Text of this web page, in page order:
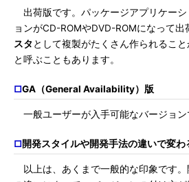
出荷版です。パッケージアプリケー
ョンがCD-ROMやDVD-ROMになって
スタ として複製がたくさん作られるこ
と呼ぶこともあります。
□GA（General Availability）版
一般ユーザーが入手可能なバージョン
□開発スタイルや開発手法の違いで変わ
以上は、あくまで一般的な印象です